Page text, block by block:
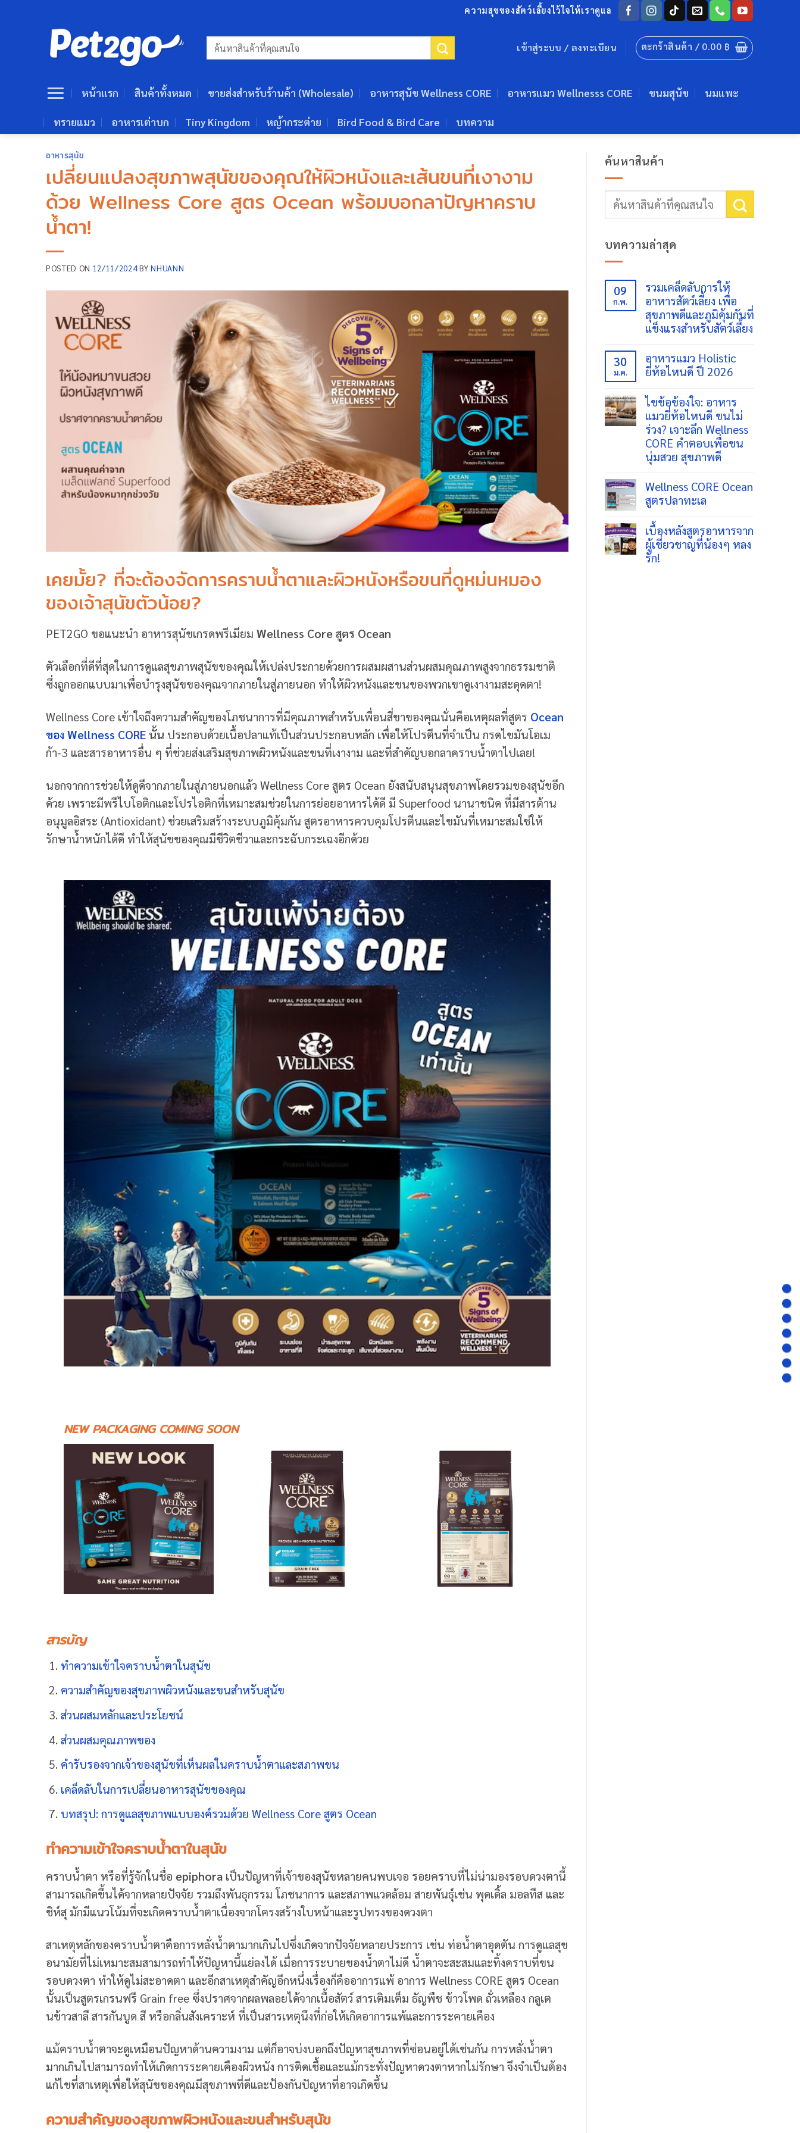
ความสุขของสัตว์เลี้ยงไว้ใจให้เราดูแล
ค้นหา: เข้าสู่ระบบ / ลงทะเบียน ตะกร้าสินค้า / 0.00 ฿
หน้าแรก สินค้าทั้งหมด ขายส่งสำหรับร้านค้า (Wholesale) อาหารสุนัข Wellness CORE อาหารแมว Wellnesss CORE ขนมสุนัข นมแพะ
ทรายแมว อาหารเต่าบก Tiny Kingdom หญ้ากระต่าย Bird Food & Bird Care บทความ
อาหารสุนัข
เปลี่ยนแปลงสุขภาพสุนัขของคุณให้ผิวหนังและเส้นขนที่เงางาม
ด้วย Wellness Core สูตร Ocean พร้อมบอกลาปัญหาคราบ
น้ำตา!
POSTED ON 12/11/2024 BYNHUANN
เคยมั้ย? ที่จะต้องจัดการคราบน้ำตาและผิวหนังหรือขนที่ดูหม่นหมอง
ของเจ้าสุนัขตัวน้อย?
PET2GO ขอแนะนำ อาหารสุนัขเกรดพรีเมียม Wellness Core สูตร Ocean
ตัวเลือกที่ดีที่สุดในการดูแลสุขภาพสุนัขของคุณให้เปล่งประกายด้วยการผสมผสานส่วนผสมคุณภาพสูงจากธรรมชาติ
ซึ่งถูกออกแบบมาเพื่อบำรุงสุนัขของคุณจากภายในสู่ภายนอก ทำให้ผิวหนังและขนของพวกเขาดูเงางามสะดุดตา!
Wellness Core เข้าใจถึงความสำคัญของโภชนาการที่มีคุณภาพสำหรับเพื่อนสี่ขาของคุณนั่นคือเหตุผลที่สูตร Ocean
ของ Wellness CORE นั้น ประกอบด้วยเนื้อปลาแท้เป็นส่วนประกอบหลัก เพื่อให้โปรตีนที่จำเป็น กรดไขมันโอเม
ก้า-3 และสารอาหารอื่น ๆ ที่ช่วยส่งเสริมสุขภาพผิวหนังและขนที่เงางาม และที่สำคัญบอกลาคราบน้ำตาไปเลย!
นอกจากการช่วยให้ดูดีจากภายในสู่ภายนอกแล้ว Wellness Core สูตร Ocean ยังสนับสนุนสุขภาพโดยรวมของสุนัขอีก
ด้วย เพราะมีพรีไบโอติกและโปรไอติกที่เหมาะสมช่วยในการย่อยอาหารได้ดี มี Superfood นานาชนิด ที่มีสารต้าน
อนุมูลอิสระ (Antioxidant) ช่วยเสริมสร้างระบบภูมิคุ้มกัน สูตรอาหารควบคุมโปรตีนและไขมันที่เหมาะสมใช่ให้
รักษาน้ำหนักได้ดี ทำให้สุนัขของคุณมีชีวิตชีวาและกระฉับกระเฉงอีกด้วย
NEW PACKAGING COMING SOON
สารบัญ
ทำความเข้าใจคราบน้ำตาในสุนัข
ความสำคัญของสุขภาพผิวหนังและขนสำหรับสุนัข
ส่วนผสมหลักและประโยชน์
ส่วนผสมคุณภาพของ
คำรับรองจากเจ้าของสุนัขที่เห็นผลในคราบน้ำตาและสภาพขน
เคล็ดลับในการเปลี่ยนอาหารสุนัขของคุณ
บทสรุป: การดูแลสุขภาพแบบองค์รวมด้วย Wellness Core สูตร Ocean
ทำความเข้าใจคราบน้ำตาในสุนัข
คราบน้ำตา หรือที่รู้จักในชื่อ epiphora เป็นปัญหาที่เจ้าของสุนัขหลายคนพบเจอ รอยคราบที่ไม่น่ามองรอบดวงตานี้
สามารถเกิดขึ้นได้จากหลายปัจจัย รวมถึงพันธุกรรม โภชนาการ และสภาพแวดล้อม สายพันธุ์เช่น พุดเดิ้ล มอลทีส และ
ชิห์สุ มักมีแนวโน้มที่จะเกิดคราบน้ำตาเนื่องจากโครงสร้างใบหน้าและรูปทรงของดวงตา
สาเหตุหลักของคราบน้ำตาคือการหลั่งน้ำตามากเกินไปซึ่งเกิดจากปัจจัยหลายประการ เช่น ท่อน้ำตาอุดตัน การดูแลสุข
อนามัยที่ไม่เหมาะสมสามารถทำให้ปัญหานี้แย่ลงได้ เมื่อการระบายของน้ำตาไม่ดี น้ำตาจะสะสมและทิ้งคราบที่ขน
รอบดวงตา ทำให้ดูไม่สะอาดตา และอีกสาเหตุสำคัญอีกหนึ่งเรื่องก็คืออาการแพ้ อาการ Wellness CORE สูตร Ocean
นั้นเป็นสูตรเกรนฟรี Grain free ซึ่งปราศจากผลพลอยได้จากเนื้อสัตว์ สารเติมเต็ม ธัญพืช ข้าวโพด ถั่วเหลือง กลูเต
นข้าวสาลี สารกันบูด สี หรือกลิ่นสังเคราะห์ ที่เป็นสารเหตุนึงที่ก่อให้เกิดอาการแพ้และการระคายเคือง
แม้คราบน้ำตาจะดูเหมือนปัญหาด้านความงาม แต่ก็อาจบ่งบอกถึงปัญหาสุขภาพที่ซ่อนอยู่ได้เช่นกัน การหลั่งน้ำตา
มากเกินไปสามารถทำให้เกิดการระคายเคืองผิวหนัง การติดเชื้อและแม้กระทั่งปัญหาดวงตาหากไม่รักษา จึงจำเป็นต้อง
แก้ไขที่สาเหตุเพื่อให้สุนัขของคุณมีสุขภาพที่ดีและป้องกันปัญหาที่อาจเกิดขึ้น
ความสำคัญของสุขภาพผิวหนังและขนสำหรับสุนัข
ค้นหาสินค้า
ค้นหา:
บทความล่าสุด
09
ก.พ.
รวมเคล็ดลับการให้
อาหารสัตว์เลี้ยง เพื่อ
สุขภาพดีและภูมิคุ้มกันที่
แข็งแรงสำหรับสัตว์เลี้ยง
เห็น
บน
รวม
ลับ
การ
ให้
อาหาร
สัตว์
เลี้ยง
เพื่อ
สุขภาพ
และ
ภูมิคุ้มกัน
ที่
แรง
สำหรับ
สัตว์
เลี้ยง
30
ม.ค.
อาหารแมว Holistic
ยี่ห้อไหนดี ปี 2026
ความ
เห็น
บน
อาหาร
แมว
Holistic
ยี่ห้อ
ไหน
2026
ไขข้อข้องใจ: อาหาร
แมวยี่ห้อไหนดี ขนไม่
ร่วง? เจาะลึก Wellness
CORE คำตอบเพื่อขน
นุ่มสวย สุขภาพดี
เห็น
บน
ไขข้อ
อาหาร
แมว
ยี่ห้อ
ไหน
ดี
Wellness CORE Ocean
สูตรปลาทะเล
ความ
เห็น
บน
Wellness
CORE
เบื้องหลังสูตรอาหารจาก
ผู้เชี่ยวชาญที่น้องๆ หลง
รัก!